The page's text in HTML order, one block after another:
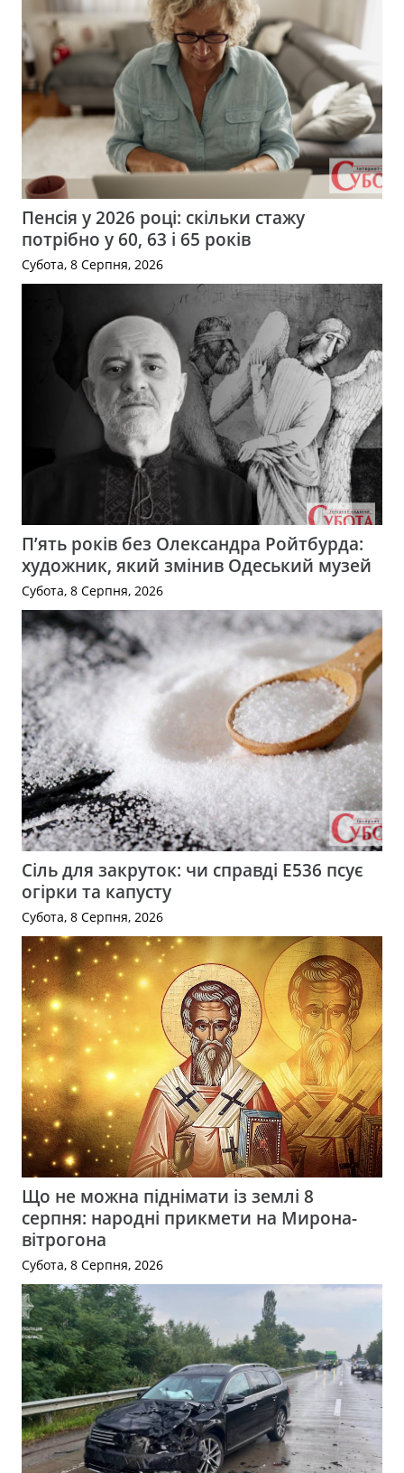
Пенсія у 2026 році: скільки стажу
потрібно у 60, 63 і 65 років
Субота, 8 Серпня, 2026
П’ять років без Олександра Ройтбурда:
художник, який змінив Одеський музей
Субота, 8 Серпня, 2026
Сіль для закруток: чи справді Е536 псує
огірки та капусту
Субота, 8 Серпня, 2026
Що не можна піднімати із землі 8
серпня: народні прикмети на Мирона-
вітрогона
Субота, 8 Серпня, 2026